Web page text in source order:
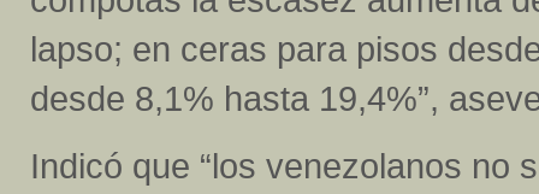
lapso; en ceras para pisos
desde 8,1% hasta 19,4%”,
Indicó que “los venezolanos no